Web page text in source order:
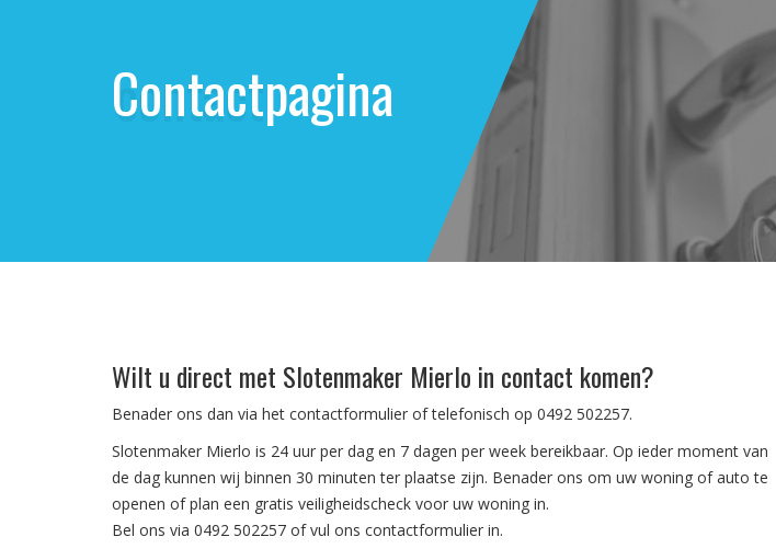
Contactpagina
Wilt u direct met Slotenmaker Mierlo in contact komen?
Benader ons dan via het contactformulier of telefonisch op 0492 502257.
Slotenmaker Mierlo is 24 uur per dag en 7 dagen per week bereikbaar. Op ieder moment van
de dag kunnen wij binnen 30 minuten ter plaatse zijn. Benader ons om uw woning of auto te
openen of plan een gratis veiligheidscheck voor uw woning in.
Bel ons via 0492 502257 of vul ons contactformulier in.